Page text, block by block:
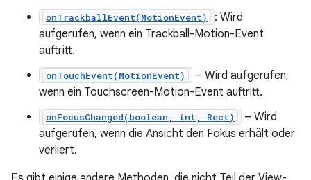
onTrackballEvent(MotionEvent)
: Wird
aufgerufen, wenn ein Trackball-Motion-Event
auftritt.
onTouchEvent(MotionEvent)
– Wird aufgerufen,
wenn ein Touchscreen-Motion-Event auftritt.
onFocusChanged(boolean, int, Rect)
– Wird
aufgerufen, wenn die Ansicht den Fokus erhält oder
verliert.